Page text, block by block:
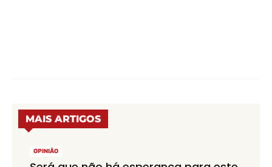
MAIS ARTIGOS
OPINIÃO